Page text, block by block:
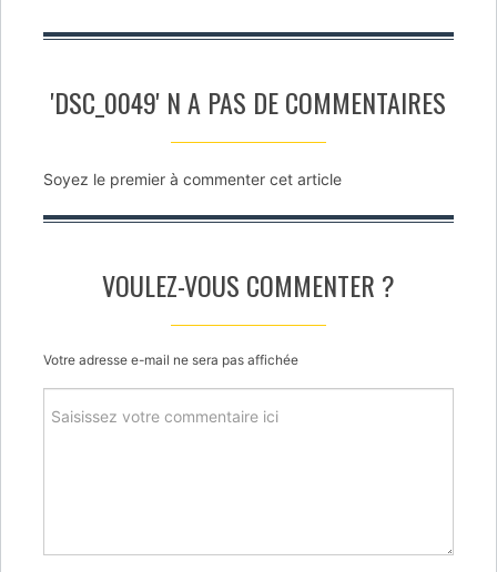
'DSC_0049' N A PAS DE COMMENTAIRES
Soyez le premier à commenter cet article
VOULEZ-VOUS COMMENTER ?
Votre adresse e-mail ne sera pas affichée